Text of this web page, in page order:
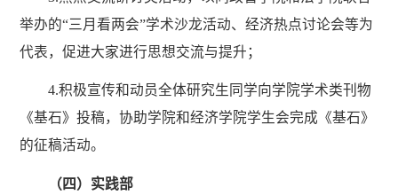
举办的“三月看两会”学术沙龙活动、经济热点讨论会等为
代表，促进大家进行思想交流与提升；
4.积极宣传和动员全体研究生同学向学院学术类刊物
《基石》投稿，协助学院和经济学院学生会完成《基石》
的征稿活动。
（四）实践部